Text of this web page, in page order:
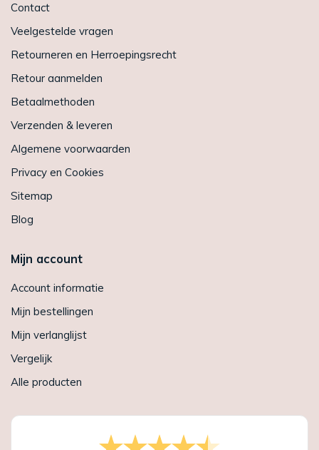
Contact
Veelgestelde vragen
Retourneren en Herroepingsrecht
Retour aanmelden
Betaalmethoden
Verzenden & leveren
Algemene voorwaarden
Privacy en Cookies
Sitemap
Blog
Mijn account
Account informatie
Mijn bestellingen
Mijn verlanglijst
Vergelijk
Alle producten